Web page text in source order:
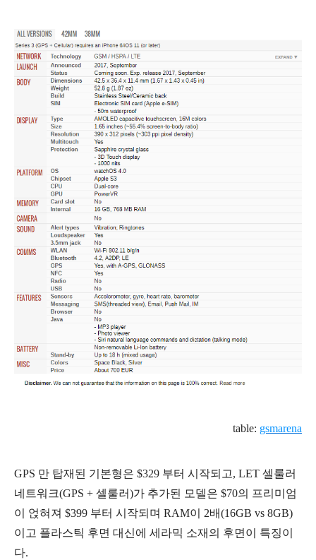
table: gsmarena
GPS 만 탑재된 기본형은 $329 부터 시작되고, LET 셀룰러
네트워크(GPS + 셀룰러)가 추가된 모델은 $70의 프리미엄
이 얹혀져 $399 부터 시작되며 RAM이 2배(16GB vs 8GB)
이고 플라스틱 후면 대신에 세라믹 소재의 후면이 특징이
다.